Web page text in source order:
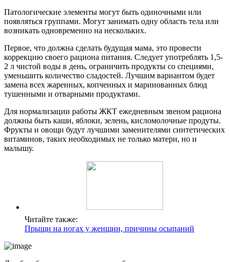
Патологические элементы могут быть одиночными или
появляться группами. Могут занимать одну область тела или
возникать одновременно на нескольких.
Первое, что должна сделать будущая мама, это провести
коррекцию своего рациона питания. Следует употреблять 1,5-
2 л чистой воды в день, ограничить продукты со специями,
уменьшить количество сладостей. Лучшим вариантом будет
замена всех жаренных, копченных и маринованных блюд
тушенными и отварными продуктами.
Для нормализации работы ЖКТ ежедневным звеном рациона
должны быть каши, яблоки, зелень, кисломолочные продуты.
Фрукты и овощи будут лучшими заменителями синтетических
витаминов, таких необходимых не только матери, но и
малышу.
Читайте также:
Прыщи на ногах у женщин, причины осыпаний